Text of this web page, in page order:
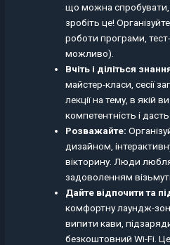
що можна спробувати,
зробіть це!
роботи програми,
можливо).
Вчіть і діліться
майстер-класи, сесії
лекції на тему, в якій
компетентність і
Розважайте:
дизайном,
вікторину. Люди
задоволенням
Дайте відпочити та
комфортну лаундж-
випити кави,
безкоштовний Wi-Fi.